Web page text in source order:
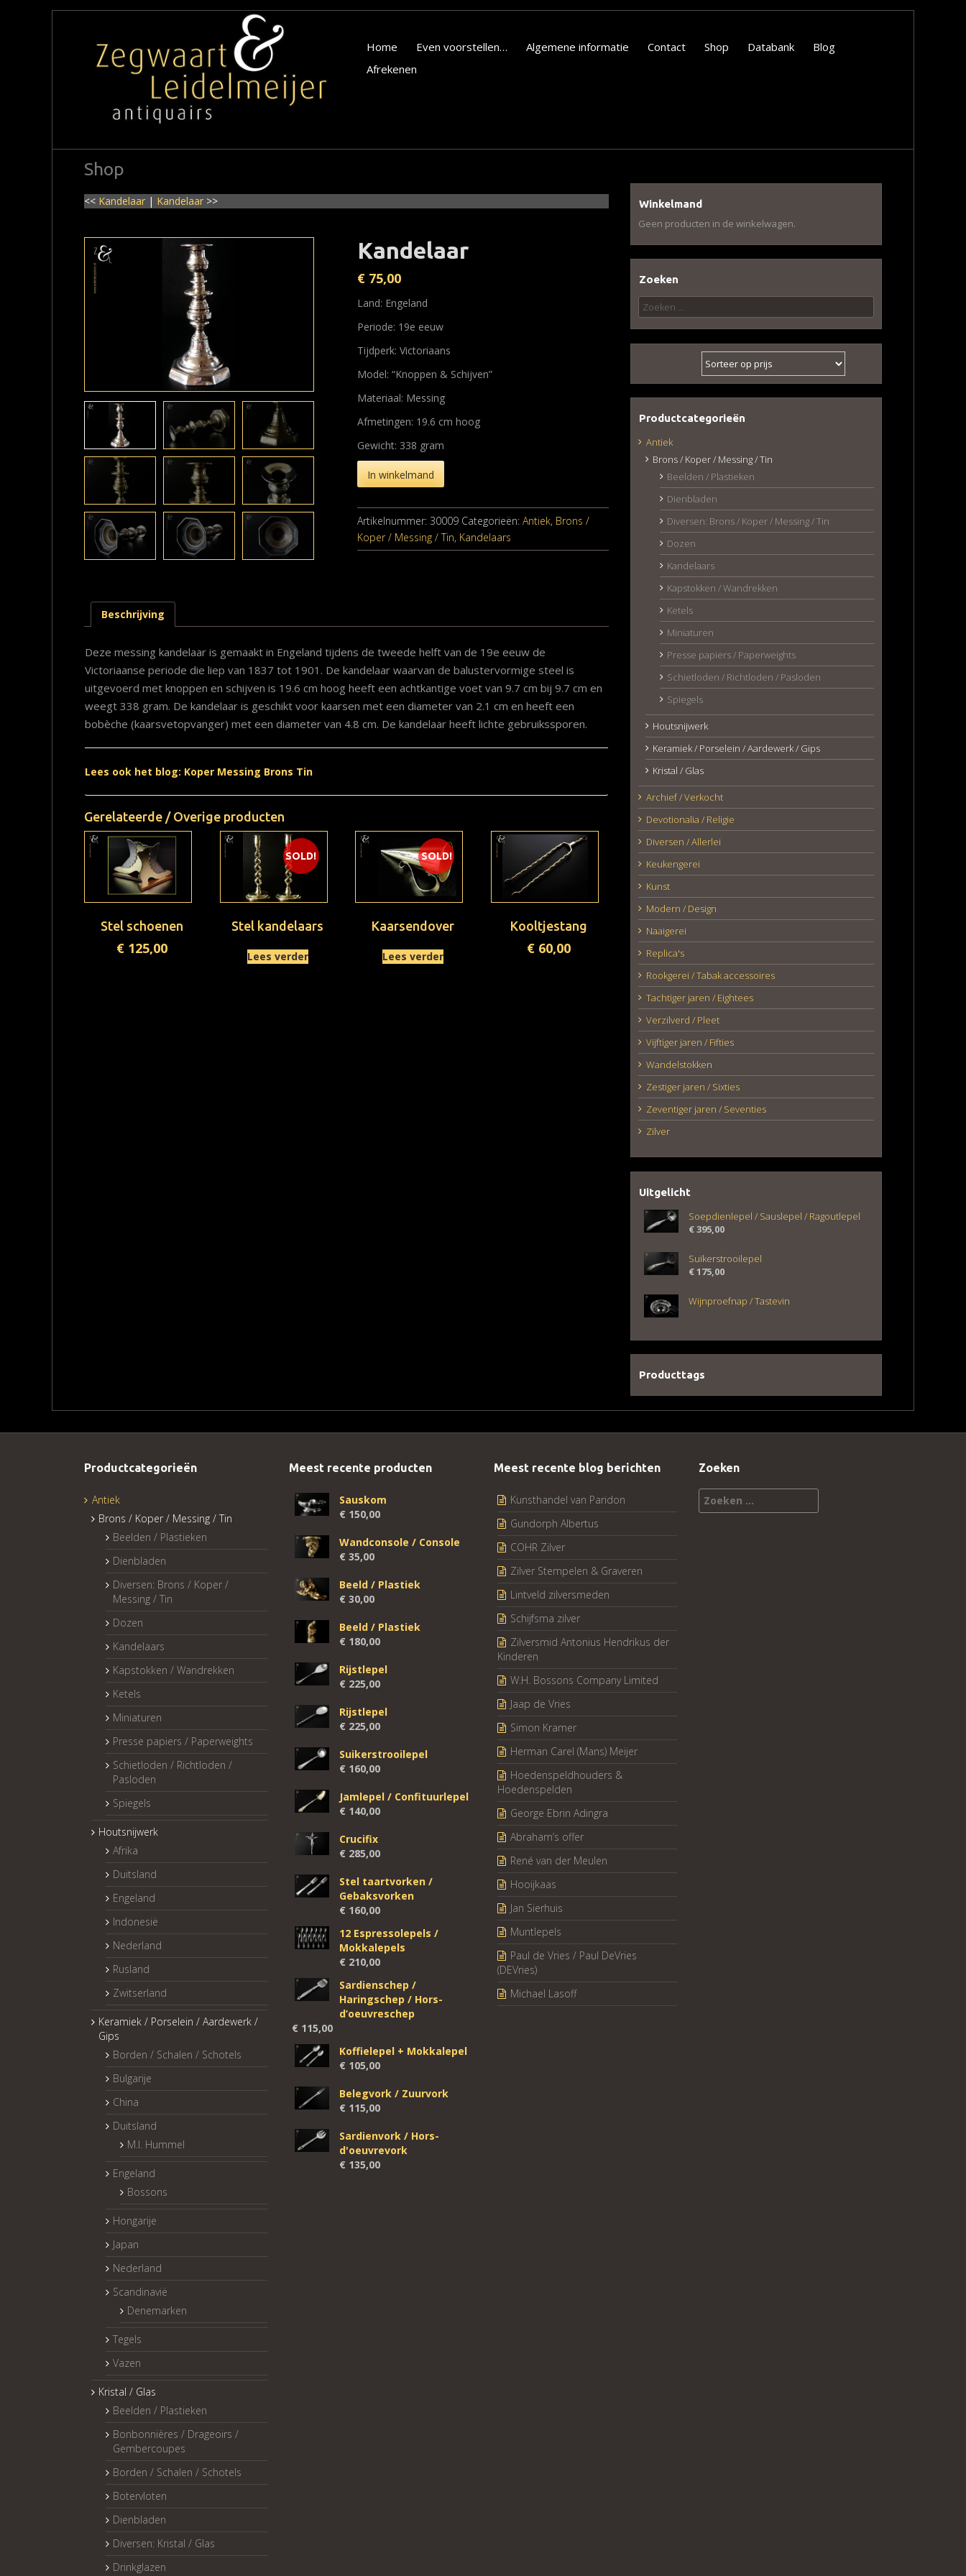
Home Even voorstellen… Algemene informatie Contact Shop Databank
Blog
Afrekenen
Shop
<< Kandelaar | Kandelaar >>
Kandelaar
€75,00
Land: Engeland
Periode: 19e eeuw
Tijdperk: Victoriaans
Model: “Knoppen & Schijven”
Materiaal: Messing
Afmetingen: 19.6 cm hoog
Gewicht: 338 gram
In winkelmand
Artikelnummer: 30009 Categorieën: Antiek, Brons /
Koper / Messing / Tin, Kandelaars
Beschrijving
Deze messing kandelaar is gemaakt in Engeland tijdens de tweede helft van de 19e eeuw de
Victoriaanse periode die liep van 1837 tot 1901. De kandelaar waarvan de balustervormige steel is
uitgevoerd met knoppen en schijven is 19.6 cm hoog heeft een achtkantige voet van 9.7 cm bij 9.7 cm en
weegt 338 gram. De kandelaar is geschikt voor kaarsen met een diameter van 2.1 cm en heeft een
bobèche (kaarsvetopvanger) met een diameter van 4.8 cm. De kandelaar heeft lichte gebruikssporen.
Lees ook het blog: Koper Messing Brons Tin
Gerelateerde / Overige producten
Stel schoenen
€125,00
SOLD!
Stel kandelaars
Lees verder
SOLD!
Kaarsendover
Lees verder
Kooltjestang
€ 60,00
Winkelmand
Geen producten in de winkelwagen.
Zoeken
Zoeken
naar:
Productcategorieën
Antiek
Brons / Koper / Messing / Tin
Beelden / Plastieken
Dienbladen
Diversen: Brons / Koper / Messing / Tin
Dozen
Kandelaars
Kapstokken / Wandrekken
Ketels
Miniaturen
Presse papiers / Paperweights
Schietloden / Richtloden / Pasloden
Spiegels
Houtsnijwerk
Keramiek / Porselein / Aardewerk / Gips
Kristal / Glas
Archief / Verkocht
Devotionalia / Religie
Diversen / Allerlei
Keukengerei
Kunst
Modern / Design
Naaigerei
Replica's
Rookgerei / Tabak accessoires
Tachtiger jaren / Eightees
Verzilverd / Pleet
Vijftiger jaren / Fifties
Wandelstokken
Zestiger jaren / Sixties
Zeventiger jaren / Seventies
Zilver
Uitgelicht
Soepdienlepel / Sauslepel / Ragoutlepel
€395,00
Suikerstrooilepel
€175,00
Wijnproefnap / Tastevin
Producttags
Productcategorieën
Antiek
Brons / Koper / Messing / Tin
Beelden / Plastieken
Dienbladen
Diversen: Brons / Koper /
Messing / Tin
Dozen
Kandelaars
Kapstokken / Wandrekken
Ketels
Miniaturen
Presse papiers / Paperweights
Schietloden / Richtloden /
Pasloden
Spiegels
Houtsnijwerk
Afrika
Duitsland
Engeland
Indonesië
Nederland
Rusland
Zwitserland
Keramiek / Porselein / Aardewerk /
Gips
Borden / Schalen / Schotels
Bulgarije
China
Duitsland
M.I. Hummel
Engeland
Bossons
Hongarije
Japan
Nederland
Scandinavië
Denemarken
Tegels
Vazen
Kristal / Glas
Beelden / Plastieken
Bonbonnières / Drageoirs /
Gembercoupes
Borden / Schalen / Schotels
Botervloten
Dienbladen
Diversen: Kristal / Glas
Drinkglazen
Meest recente producten
Sauskom
€ 150,00
Wandconsole / Console
€ 35,00
Beeld / Plastiek
€ 30,00
Beeld / Plastiek
€ 180,00
Rijstlepel
€ 225,00
Rijstlepel
€ 225,00
Suikerstrooilepel
€ 160,00
Jamlepel / Confituurlepel
€ 140,00
Crucifix
€ 285,00
Stel taartvorken /
Gebaksvorken
€ 160,00
12 Espressolepels /
Mokkalepels
€ 210,00
Sardienschep /
Haringschep / Hors-
d’oeuvreschep
€ 115,00
Koffielepel + Mokkalepel
€ 105,00
Belegvork / Zuurvork
€ 115,00
Sardienvork / Hors-
d'oeuvrevork
€ 135,00
Meest recente blog berichten
Kunsthandel van Paridon
Gundorph Albertus
COHR Zilver
Zilver Stempelen & Graveren
Lintveld zilversmeden
Schijfsma zilver
Zilversmid Antonius Hendrikus der
Kinderen
W.H. Bossons Company Limited
Jaap de Vries
Simon Kramer
Herman Carel (Mans) Meijer
Hoedenspeldhouders &
Hoedenspelden
George Ebrin Adingra
Abraham’s offer
René van der Meulen
Hooijkaas
Jan Sierhuis
Muntlepels
Paul de Vries / Paul DeVries
(DEVries)
Michael Lasoff
Zoeken
Zoeken
naar: